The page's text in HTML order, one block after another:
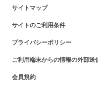
サイトマップ
サイトのご利用条件
プライバシーポリシー
ご利用端末からの情報の外部送
会員規約